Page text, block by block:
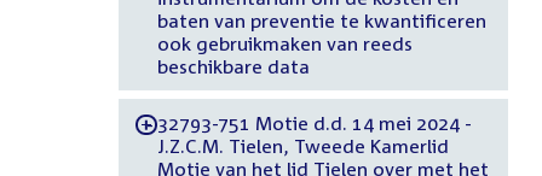
baten van preventie te kwantificeren
ook gebruikmaken van reeds
beschikbare data
-32793-751 Motie d.d. 14 mei 2024 -
J.Z.C.M. Tielen, Tweede Kamerlid
Motie van het lid Tielen over met het